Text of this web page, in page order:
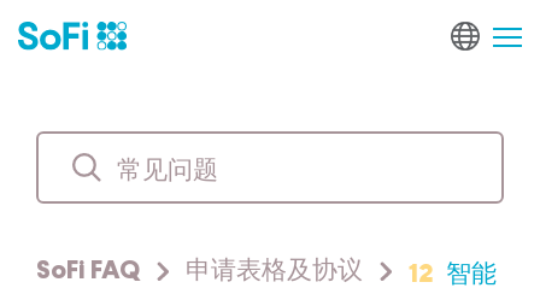
SoFi FAQ 申请表格及协议 12 智能